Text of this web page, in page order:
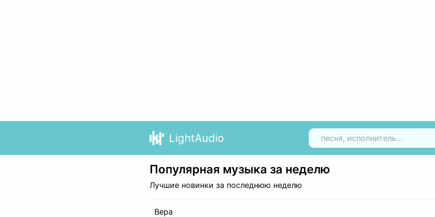
LightAudio
Популярная музыка за неделю
Лучшие новинки за последнюю неделю
Вера